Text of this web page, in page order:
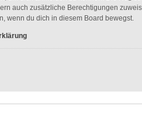
auch zusätzliche Berechtigungen
wenn du dich in diesem Board bewegst.